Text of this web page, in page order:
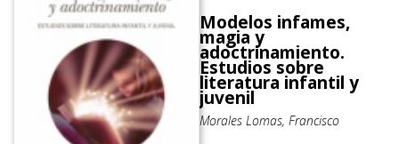
Modelos infames,
magia y
adoctrinamiento.
Estudios sobre
literatura infantil y
juvenil
Morales Lomas, Francisco